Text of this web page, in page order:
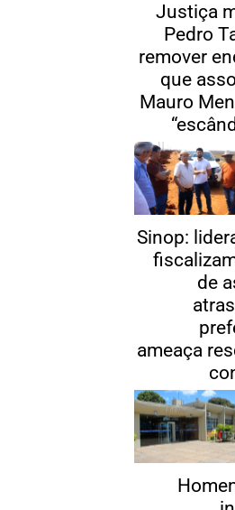
Justiça
Pedro
remover
que
Mauro
Sinop:
de
ameaça